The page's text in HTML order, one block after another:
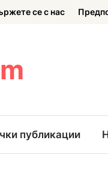
се с нас
публикации